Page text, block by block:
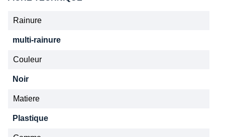
Rainure
multi-rainure
Couleur
Noir
Matiere
Plastique